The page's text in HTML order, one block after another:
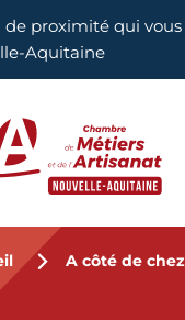
de proximité qui
Aquitaine
A côté de